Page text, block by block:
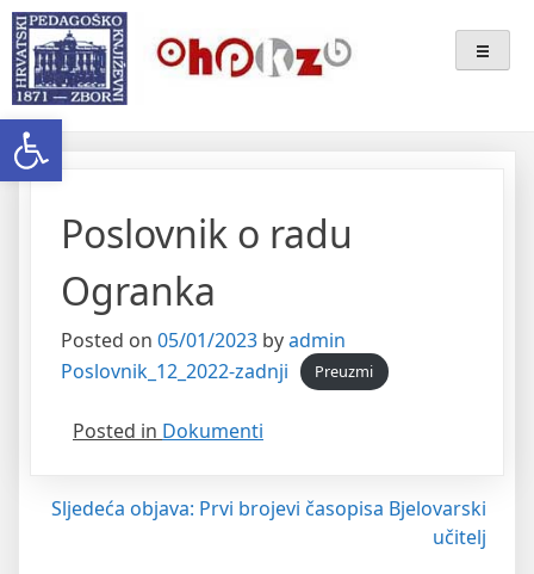
Open toolbar
Skip
to
content
Ogranak Hrvatskoga
Pedagoško-Književnog Zbora
Bjelovar
Poslovnik o radu
Ogranka
Posted on 05/01/2023 byadmin
Poslovnik_12_2022-zadnji
Preuzmi
Posted in Dokumenti
Navigacija
Sljedeća objava: Prvi brojevi časopisa Bjelovarski
učitelj